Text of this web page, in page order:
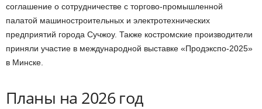
соглашение о сотрудничестве с торгово-промышленной
палатой машиностроительных и электротехнических
предприятий города Сучжоу. Также костромские производители
приняли участие в международной выставке «Продэкспо-2025»
в Минске.
Планы на 2026 год